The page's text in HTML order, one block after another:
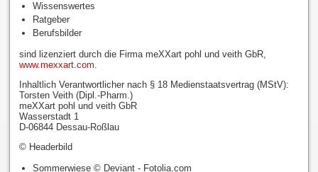
Wissenswertes
Ratgeber
Berufsbilder
sind lizenziert durch die Firma meXXart pohl und veith GbR,
www.mexxart.com.
Inhaltlich Verantwortlicher nach § 18 Medienstaatsvertrag (MStV):
Torsten Veith (Dipl.-Pharm.)
meXXart pohl und veith GbR
Wasserstadt 1
D-06844 Dessau-Roßlau
© Headerbild
Sommerwiese © Deviant - Fotolia.com